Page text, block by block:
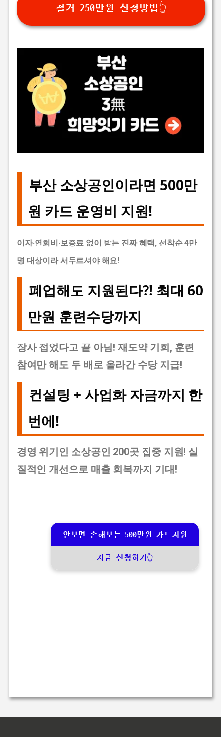
철거 250만원 신청방법👆
부산 소상공인이라면 500만
원 카드 운영비 지원!
이자·연회비·보증료 없이 받는 진짜 혜택, 선착순 4만
명 대상이라 서두르셔야 해요!
폐업해도 지원된다?! 최대 60
만원 훈련수당까지
장사 접었다고 끝 아님! 재도약 기회, 훈련
참여만 해도 두 배로 올라간 수당 지급!
컨설팅 + 사업화 자금까지 한
번에!
경영 위기인 소상공인 200곳 집중 지원! 실
질적인 개선으로 매출 회복까지 기대!
안보면 손해보는 500만원 카드지원
지금 신청하기👆